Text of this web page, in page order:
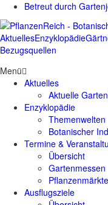
Betreut durch
AktuellesEnzyklopädie
Bezugsquellen
Menü
Aktuelles
Aktuelle
Enzyklopädie
Themenwelten
Botanischer
Termine &
Übersicht
Gartenmessen
Pflanzenmärkte
Ausflugsziele